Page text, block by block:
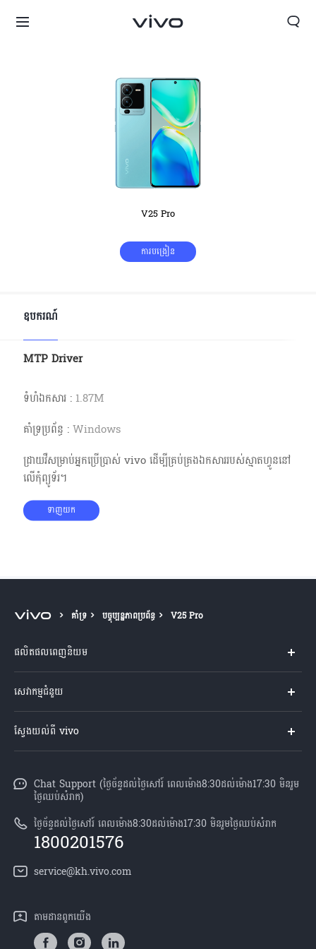
V25 Pro
ការបង្រៀន
ឧបករណ៍
MTP Driver
ទំហំ​ឯកសារ : 1.87M
គាំទ្រប្រព័ន្ធ :Windows
ដ្រាយវឺសម្រាប់អ្នកប្រើប្រាស់ vivo ដើម្បីគ្រប់គ្រងឯកសាររបស់ស្មាតហ្វូននៅ
លើកុំព្យូទ័រ។
ទាញយក
គាំទ្រ បច្ចុប្បន្នភាពប្រព័ន្ធ V25 Pro
ផលិតផលពេញនិយម
V60 Lite
V60 5G
V50 Lite
បណ្តាហាងលក់
គ្រប់ម៉ូឌែល
សេវាកម្មជំនួយ
មជ្ឈមណ្ឌល​សេវាកម្ម
Funtouch OS
ការផ្ទៀងផ្ទាត់ IMEI
ពិនិត្យតម្លៃគ្រឿងបន្លាស់
សេវាកម្មជួសជុលដោយដឹកយកទៅជូន
លក្ខខណ្ឌលើការធានា
ស្វែងយល់ពី vivo
ព័ត៌មាន
អាជីពនៅ vivo
សេចក្តីជូនដំណឹងផ្លូវច្បាប់
អំពី​ពួក​យើង
និរន្តរភាព
Chat Support (ថ្ងៃច័ន្ទដល់ថ្ងៃសៅរ៍ ពេលម៉ោង8:30ដល់ម៉ោង17:30 មិនរួម
ថ្ងៃឈប់សំរាក)
ថ្ងៃច័ន្ទដល់ថ្ងៃសៅរ៍ ពេលម៉ោង8:30ដល់ម៉ោង17:30 មិនរួមថ្ងៃឈប់សំរាក
1800201576
service@kh.vivo.com
តាម​ដានពួក​យើង